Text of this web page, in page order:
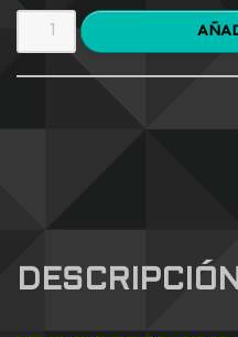
DESCRIPCIÓN